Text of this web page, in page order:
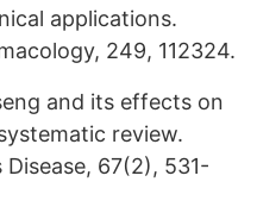
applications.
249, 112324.
and its effects on
review.
Disease, 67(2), 531-